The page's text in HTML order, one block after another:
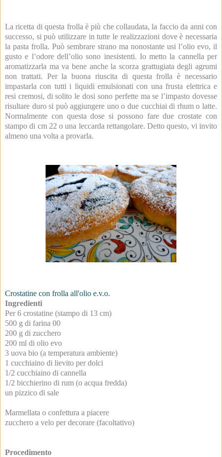
La ricetta di questa frolla è più che collaudata, la faccio da anni con
successo, si può utilizzare in tutte le realizzazioni dove è necessaria
la pasta frolla. Può sembrare strano ma nonostante usi l’olio evo, il
gusto e l’odore dell’olio sono inesistenti. Io metto la cannella per
aromatizzarla ma va bene anche la scorza grattugiata degli agrumi
non trattati. Per la buona riuscita di questa frolla è necessario
impastarla con tutti i liquidi emulsionati con una frusta elettrica e
resi cremosi, di solito le dosi sono perfette ma se l’impasto dovesse
risultare duro si può aggiungere uno o due cucchiai di rhum o latte.
Normalmente con questa dose si possono fare due crostate con
stampo di cm 22 o una leccarda rettangolare. Detto questo, vi invito
almeno una volta a provarla.
Crostatine con frolla all'olio e.v.o.
Ingredienti
Per 6 crostatine (stampo di 13 cm)
500 g di farina 00
200 g di zucchero
200 ml di olio evo
3 uova bio (a temperatura ambiente)
1 cucchiaino di lievito per dolci
1/2 cucchiaino di cannella
1/2 bicchierino di rum (o acqua fredda)
un pizzico di sale
Marmellata o confettura a piacere
zucchero a velo per decorare (facoltativo)
Procedimento